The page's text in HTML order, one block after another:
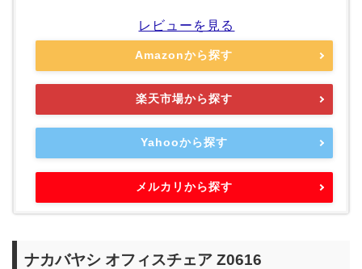
レビューを見る
Amazonから探す
楽天市場から探す
Yahooから探す
メルカリから探す
ナカバヤシ オフィスチェア Z0616